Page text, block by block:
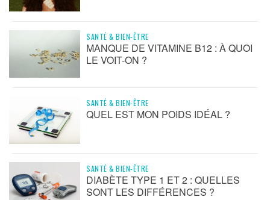
SANTÉ & BIEN-ÊTRE
MANQUE DE VITAMINE B12 : À QUOI
LE VOIT-ON ?
SANTÉ & BIEN-ÊTRE
QUEL EST MON POIDS IDÉAL ?
SANTÉ & BIEN-ÊTRE
DIABÈTE TYPE 1 ET 2 : QUELLES
SONT LES DIFFÉRENCES ?